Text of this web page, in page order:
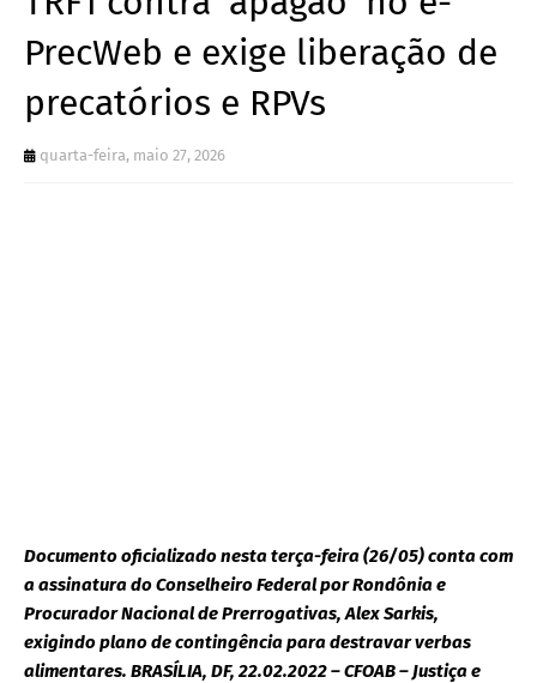
PrecWeb e exige liberação de
precatórios e RPVs
quarta-feira, maio 27, 2026
Documento oficializado nesta terça-feira (26/05) conta com
a assinatura do Conselheiro Federal por Rondônia e
Procurador Nacional de Prerrogativas, Alex Sarkis,
exigindo plano de contingência para destravar verbas
alimentares. BRASÍLIA, DF, 22.02.2022 – CFOAB – Justiça e